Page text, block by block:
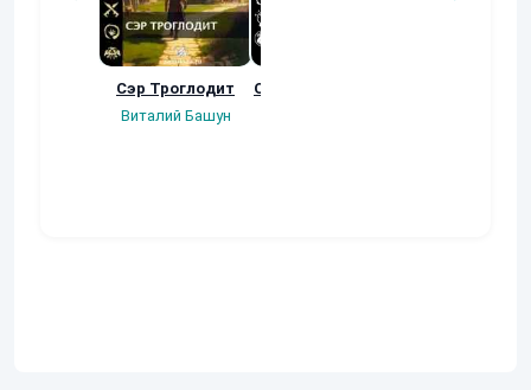
Сэр Троглодит
Виталий Башун
Осколки прошлого